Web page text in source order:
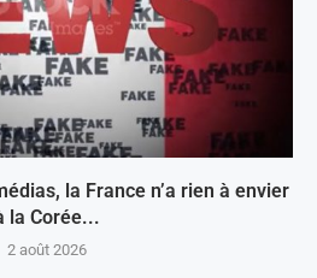
la France n’a rien à envier
la Corée...
2 août 2026